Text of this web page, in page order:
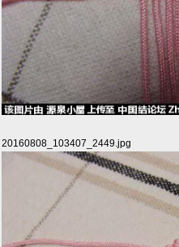
20160808_103407_2449.jpg